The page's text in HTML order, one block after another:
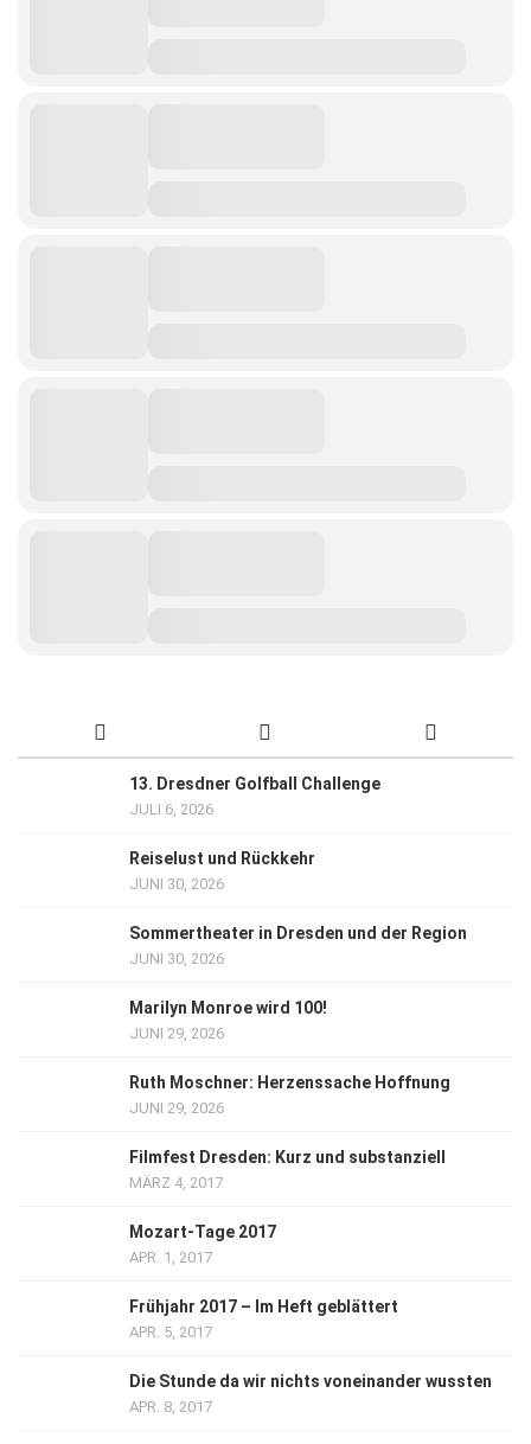
13. Dresdner Golfball Challenge
JULI 6, 2026
Reiselust und Rückkehr
JUNI 30, 2026
Sommertheater in Dresden und der Region
JUNI 30, 2026
Marilyn Monroe wird 100!
JUNI 29, 2026
Ruth Moschner: Herzenssache Hoffnung
JUNI 29, 2026
Filmfest Dresden: Kurz und substanziell
MÄRZ 4, 2017
Mozart-Tage 2017
APR. 1, 2017
Frühjahr 2017 – Im Heft geblättert
APR. 5, 2017
Die Stunde da wir nichts voneinander wussten
APR. 8, 2017